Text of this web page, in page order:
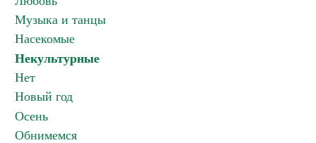
Музыка и танцы
Насекомые
Некультурные
Нет
Новый год
Осень
Обнимемся